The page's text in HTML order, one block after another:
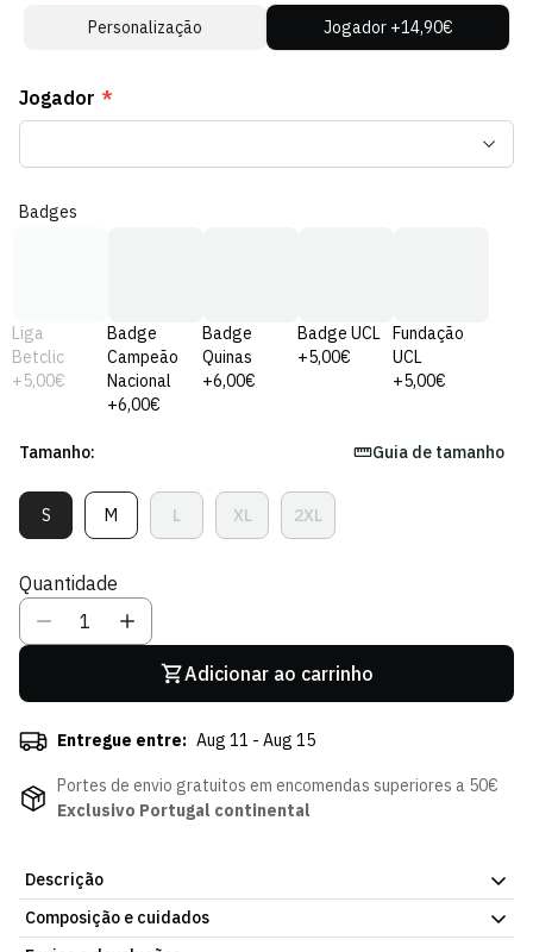
Personalização Jogador +14,90€
Jogador *
Badges
Liga
Betclic
+5,00€
Badge
Campeão
Nacional
+6,00€
Badge
Quinas
+6,00€
Badge UCL
+5,00€
Fundação
UCL
+5,00€
Tamanho: Guia de tamanho
SVariante
Esgotada
Indisponível
MVariante
Esgotada
Indisponível
LVariante
Esgotada
XL
Variante
Esgotada
2XLVariante
Esgotada
Quantidade
Adicionar ao carrinho
Entregue entre: Aug 11 - Aug 15
Portes de envio gratuitos em encomendas superiores a 50€
Exclusivo Portugal continental
Descrição
Há símbolos que definem a nossa identidade. A nova Camisola
Stromp 25/26 homenageia Francisco Stromp, fundador e eterno
Composição e cuidados